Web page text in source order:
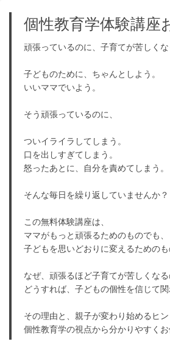
個性教育学体験講座
頑張っているのに、子育てが苦しく
子どものために、ちゃんとしよう。
いいママでいよう。
そう頑張っているのに、
ついイライラしてしまう。
口を出しすぎてしまう。
怒ったあとに、自分を責めてしまう。
そんな毎日を繰り返していませんか？
この無料体験講座は、
ママがもっと頑張るためのものでも、
子どもを思いどおりに変えるためのも
なぜ、頑張るほど子育てが苦しくなる
どうすれば、子どもの個性を信じて関
その理由と、親子が変わり始めるヒン
個性教育学の視点から分かりやすくお